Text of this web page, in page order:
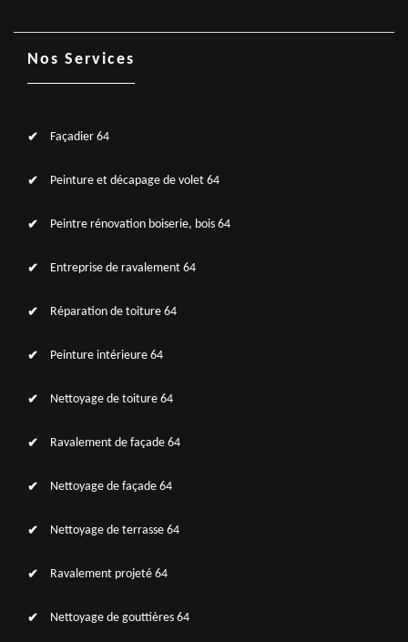
Nos Services
Façadier 64
Peinture et décapage de volet 64
Peintre rénovation boiserie, bois 64
Entreprise de ravalement 64
Réparation de toiture 64
Peinture intérieure 64
Nettoyage de toiture 64
Ravalement de façade 64
Nettoyage de façade 64
Nettoyage de terrasse 64
Ravalement projeté 64
Nettoyage de gouttières 64